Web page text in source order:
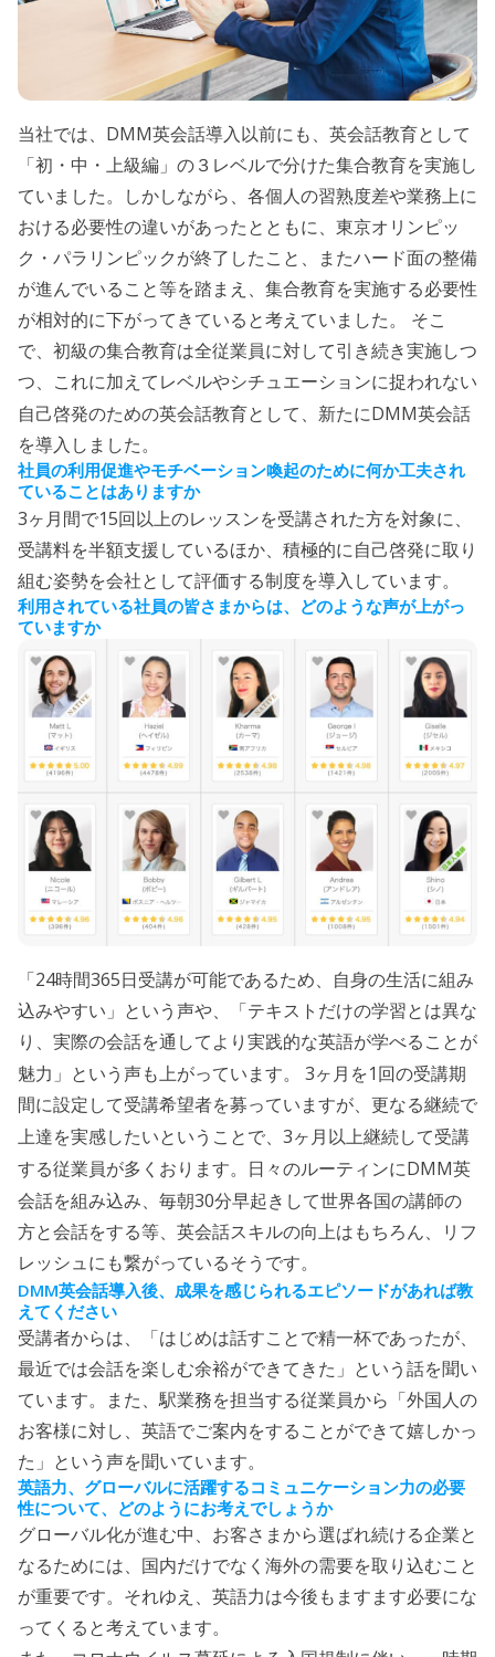
当社では、 DMM英会話導入以前にも、英会話教育として
「初・中・上級編」の３レベルで分けた集合教育を実施し
ていました。しかしながら、各個人の習熟度差や業務上に
おける必要性の違いがあったとともに、東京オリンピッ
ク・パラリンピックが終了したこと、またハード面の整備
が進んでいること等を踏まえ、集合教育を実施する必要性
が相対的に下がってきていると考えていました。 そこ
で、初級の集合教育は全従業員に対して引き続き実施しつ
つ、これに加えてレベルやシチュエーションに捉われない
自己啓発のための英会話教育として、新たにDMM英会話
を導入しました。
社員の利用促進やモチベーション喚起のために何か工夫され
ていることはありますか
3ヶ月間で15回以上のレッスンを受講された方を対象に、
受講料を半額支援しているほか、積極的に自己啓発に取り
組む姿勢を会社として評価する制度を導入しています。
利用されている社員の皆さまからは、どのような声が上がっ
ていますか
「 24時間365 日受講が可能であるため、自身の生活に組み
込みやすい」という声や、「テキストだけの学習とは異な
り、実際の会話を通してより実践的な英語が学べることが
魅力」という声も上がっています。 3ヶ月を1 回の受講期
間に設定して受講希望者を募っていますが、更なる継続で
上達を実感したいということで、 3ヶ月以上継続して受講
する従業員が多くおります。日々のルーティンにDMM英
会話を組み込み、毎朝30分早起きして世界各国の講師の
方と会話をする等、英会話スキルの向上はもちろん、リフ
レッシュにも繋がっているそうです。
DMM英会話導入後、成果を感じられるエピソードがあれば教
えてください
受講者からは、「はじめは話すことで精一杯であったが、
最近では会話を楽しむ余裕ができてきた」という話を聞い
ています。また、駅業務を担当する従業員から「外国人の
お客様に対し、英語でご案内をすることができて嬉しかっ
た」という声を聞いています。
英語力、グローバルに活躍するコミュニケーション力の必要
性について、どのようにお考えでしょうか
グローバル化が進む中、お客さまから選ばれ続ける企業と
なるためには、国内だけでなく海外の需要を取り込むこと
が重要です。それゆえ、英語力は今後もますます必要にな
ってくると考えています。